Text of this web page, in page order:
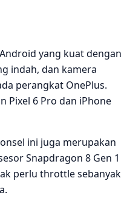
yang kuat dengan
indah, dan kamera
perangkat OnePlus.
Pixel 6 Pro dan iPhone
ini juga merupakan
Snapdragon 8 Gen 1
perlu throttle sebanyak